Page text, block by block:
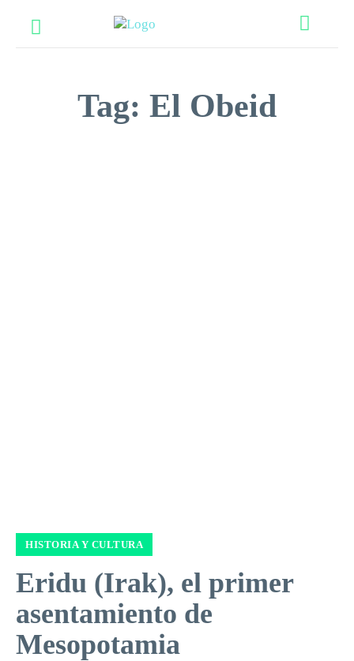
Tag: El Obeid
HISTORIA Y CULTURA
Eridu (Irak), el primer
asentamiento de
Mesopotamia